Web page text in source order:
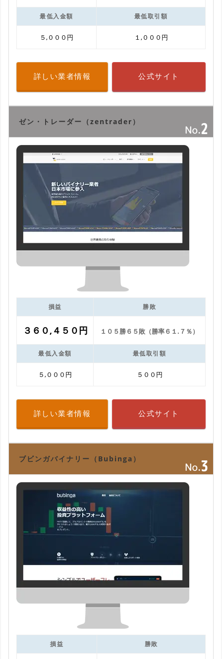
最低入金額 最低取引額
５,０００円 １,０００円
詳しい業者情報 公式サイト
ゼン・トレーダー（zentrader）
損益 勝敗
３６０,４５０円 １０５勝６５敗（勝率６１.７％）
最低入金額 最低取引額
５,０００円 ５００円
詳しい業者情報 公式サイト
ブビンガバイナリー（Bubinga）
損益 勝敗